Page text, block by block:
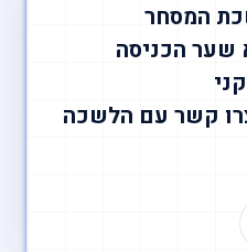
המסחר
שער הכניסה
קשר עם הלשכה